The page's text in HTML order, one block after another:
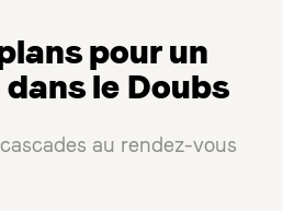
pour un
le Doubs
au rendez-vous